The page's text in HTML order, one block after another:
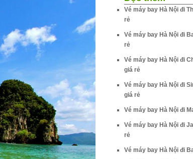
Vé máy bay Hà Nội đi
rẻ
Vé máy bay Hà Nội đi
rẻ
Vé máy bay Hà Nội đi
giá rẻ
Vé máy bay Hà Nội đi
giá rẻ
Vé máy bay Hà Nội đi
Vé máy bay Hà Nội đi
rẻ
Vé máy bay Hà Nội đi